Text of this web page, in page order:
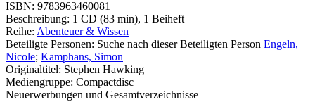
ISBN: 9783963460081
Beschreibung: 1 CD (83 min), 1 Beiheft
Reihe: Abenteuer & Wissen
Beteiligte Personen: Suche nach dieser Beteiligten Person Engeln,
Nicole; Kamphans, Simon
Originaltitel: Stephen Hawking
Mediengruppe: Compactdisc
Neuerwerbungen und Gesamtverzeichnisse